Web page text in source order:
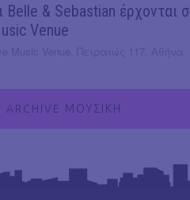
Belle & Sebastian έρχονται
Venue
ARCHIVE ΜΟΥΣΙΚΗ